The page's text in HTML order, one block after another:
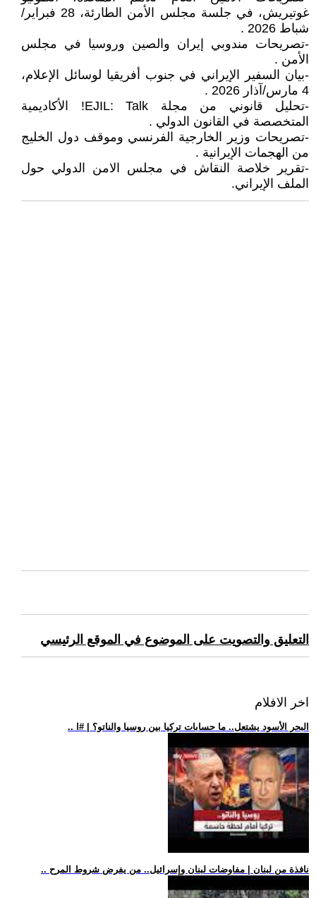
غوتيريش، في جلسة مجلس الأمن الطارئة، 28 فبراير/
شباط 2026 .
-تصريحات مندوبي إيران والصين وروسيا في مجلس
الأمن .
-بيان السفير الإيراني في جنوب أفريقيا لوسائل الإعلام،
4 مارس/آذار 2026 .
-تحليل قانوني من مجلة EJIL: Talk! الأكاديمية
المتخصصة في القانون الدولي .
-تصريحات وزير الخارجية الفرنسي وموقف دول الخليج
من الهجمات الإيرانية .
-تقرير خلاصة النقاش في مجلس الامن الدولي حول
الملف الإيراني.
التعليق والتصويت على الموضوع في الموقع الرئيسي
اخر الافلام
.. البحر الأسود يشتعل.. ما حسابات تركيا بين روسيا والناتو؟ | #ا
.. نافذة من لبنان | مفاوضات لبنان وإسرائيل.. من يفرض شروط المرح